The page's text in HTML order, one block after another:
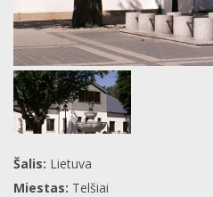
Šalis: Lietuva
Miestas: Telšiai